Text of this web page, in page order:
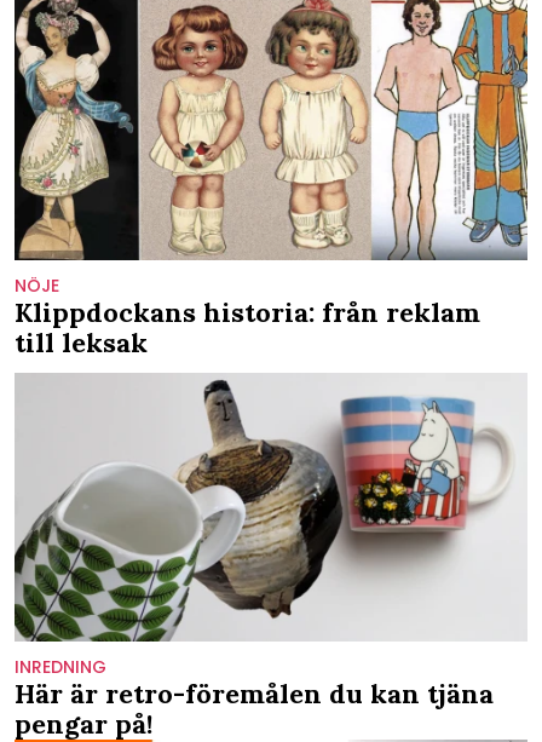
NÖJE
Klippdockans historia: från reklam
till leksak
INREDNING
Här är retro-föremålen du kan tjäna
pengar på!